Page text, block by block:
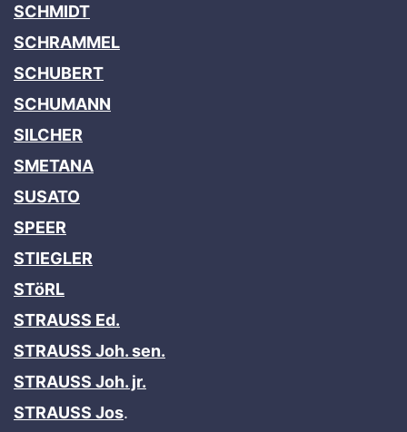
SCHMIDT
SCHRAMMEL
SCHUBERT
SCHUMANN
SILCHER
SMETANA
SUSATO
SPEER
STIEGLER
STöRL
STRAUSS Ed.
STRAUSS Joh. sen.
STRAUSS Joh. jr.
STRAUSS Jos.